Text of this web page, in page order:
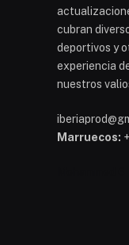
cubran
deportivos y
experiencia
nuestros
Marruecos: